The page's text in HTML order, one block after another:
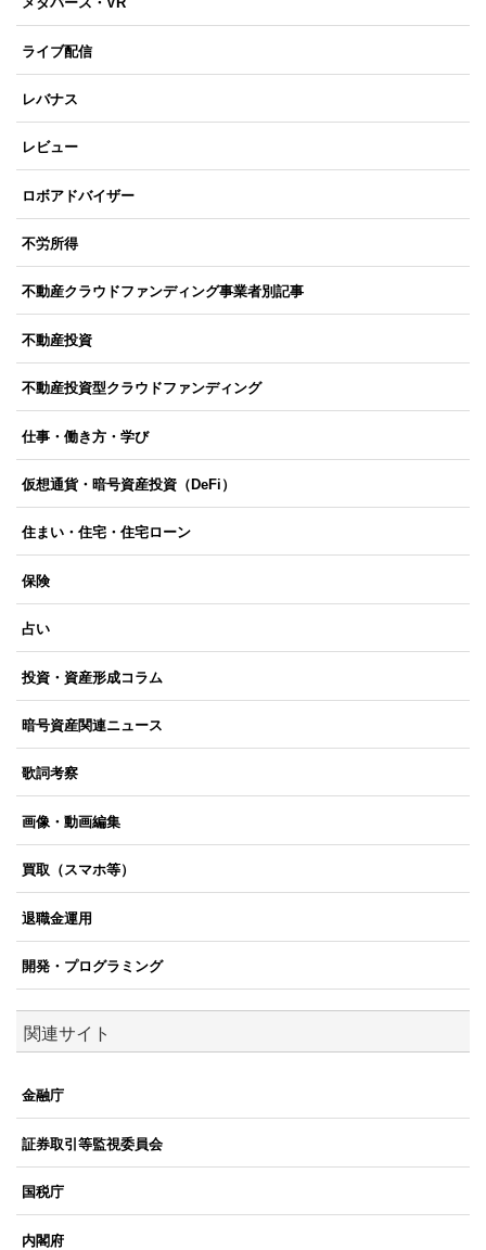
ライブ配信
レバナス
レビュー
ロボアドバイザー
不労所得
不動産クラウドファンディング事業者別記事
不動産投資
不動産投資型クラウドファンディング
仕事・働き方・学び
仮想通貨・暗号資産投資（DeFi）
住まい・住宅・住宅ローン
保険
占い
投資・資産形成コラム
暗号資産関連ニュース
歌詞考察
画像・動画編集
買取（スマホ等）
退職金運用
開発・プログラミング
関連サイト
金融庁
証券取引等監視委員会
国税庁
内閣府